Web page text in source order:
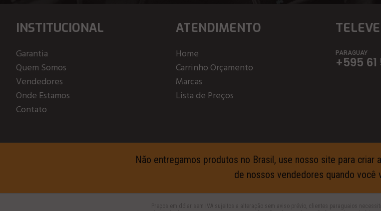
INSTITUCIONAL
Garantia
Quem Somos
Vendedores
Onde Estamos
Contato
ATENDIMENTO
Home
Carrinho Orçamento
Marcas
Lista de Preços
PARAGUAY
+595 61
Não entregamos produtos no Brasil, use nosso site para criar
de nossos vendedores quando você